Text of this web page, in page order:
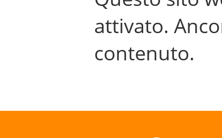
attivato.
contenuto.